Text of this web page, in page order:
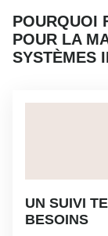
POURQUOI
POUR LA
SYSTÈMES
UN SUIVI
BESOINS